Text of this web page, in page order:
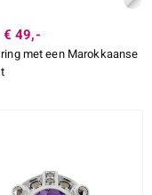
€ 49,-
met een Marokkaanse